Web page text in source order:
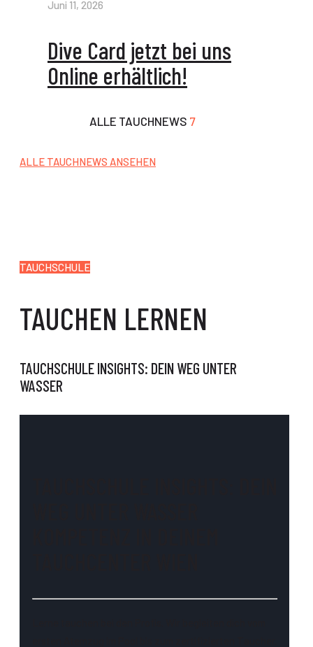
Juni 11, 2026
Dive Card jetzt bei uns
Online erhältlich!
ALLE TAUCHNEWS 7
ALLE TAUCHNEWS ANSEHEN
TAUCHSCHULE
TAUCHEN LERNEN
TAUCHSCHULE INSIGHTS: DEIN WEG UNTER
WASSER